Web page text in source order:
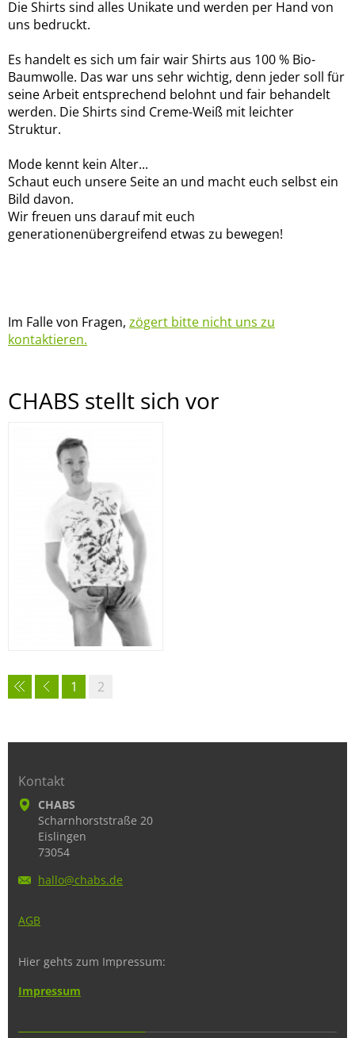
Die Shirts sind alles Unikate und werden per Hand von
uns bedruckt.
Es handelt es sich um fair wair Shirts aus 100 % Bio-
Baumwolle. Das war uns sehr wichtig, denn jeder soll für
seine Arbeit entsprechend belohnt und fair behandelt
werden. Die Shirts sind Creme-Weiß mit leichter
Struktur.
Mode kennt kein Alter...
Schaut euch unsere Seite an und macht euch selbst ein
Bild davon.
Wir freuen uns darauf mit euch
generationenübergreifend etwas zu bewegen!
Im Falle von Fragen, zögert bitte nicht uns zu
kontaktieren.
CHABS stellt sich vor
1 2
Kontakt
CHABS
Scharnhorststraße 20
Eislingen
73054
hallo@chabs.de
AGB
Hier gehts zum Impressum:
Impressum